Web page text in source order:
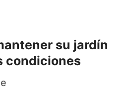
su jardín
condiciones